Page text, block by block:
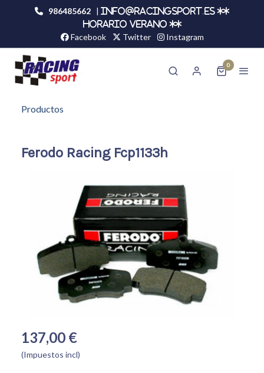
986485662 |
info@racingsport.es **
HORARIO VERANO **
Facebook Twitter Instagram
0
Productos
Ferodo Racing Fcp1133h
137,00 €
(Impuestos incl)